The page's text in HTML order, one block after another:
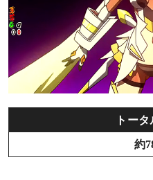
トー
約